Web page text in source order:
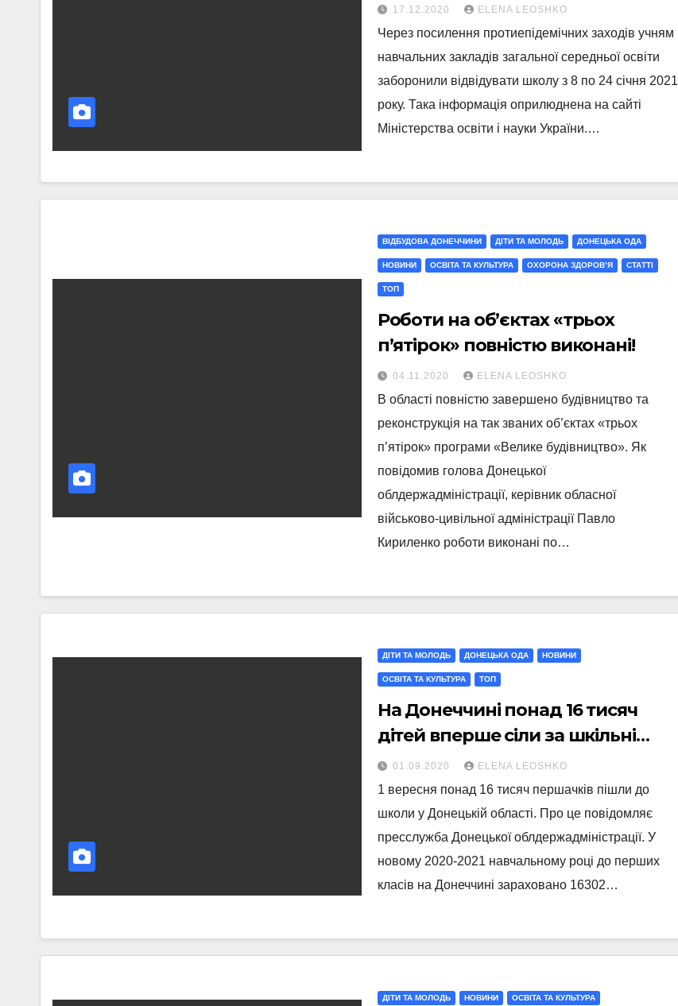
щодо канікул
17.12.2020 ELENA LEOSHKO
Через посилення протиепідемічних заходів учням
навчальних закладів загальної середньої освіти
заборонили відвідувати школу з 8 по 24 січня 2021
року. Така інформація оприлюднена на сайті
Міністерства освіти і науки України.…
ВІДБУДОВА ДОНЕЧЧИНИ ДІТИ ТА МОЛОДЬ ДОНЕЦЬКА ОДА
НОВИНИ ОСВІТА ТА КУЛЬТУРА ОХОРОНА ЗДОРОВ’Я СТАТТI
ТОП
Роботи на об’єктах «трьох
п’ятірок» повністю виконані!
04.11.2020 ELENA LEOSHKO
В області повністю завершено будівництво та
реконструкція на так званих об’єктах «трьох
п’ятірок» програми «Велике будівництво». Як
повідомив голова Донецької
облдержадміністрації, керівник обласної
військово-цивільної адміністрації Павло
Кириленко роботи виконані по…
ДІТИ ТА МОЛОДЬ ДОНЕЦЬКА ОДА НОВИНИ
ОСВІТА ТА КУЛЬТУРА ТОП
На Донеччині понад 16 тисяч
дітей вперше сіли за шкільні
парти
01.09.2020 ELENA LEOSHKO
1 вересня понад 16 тисяч першачків пішли до
школи у Донецькій області. Про це повідомляє
пресслужба Донецької облдержадміністрації. У
новому 2020-2021 навчальному році до перших
класів на Донеччині зараховано 16302…
ДІТИ ТА МОЛОДЬ НОВИНИ ОСВІТА ТА КУЛЬТУРА